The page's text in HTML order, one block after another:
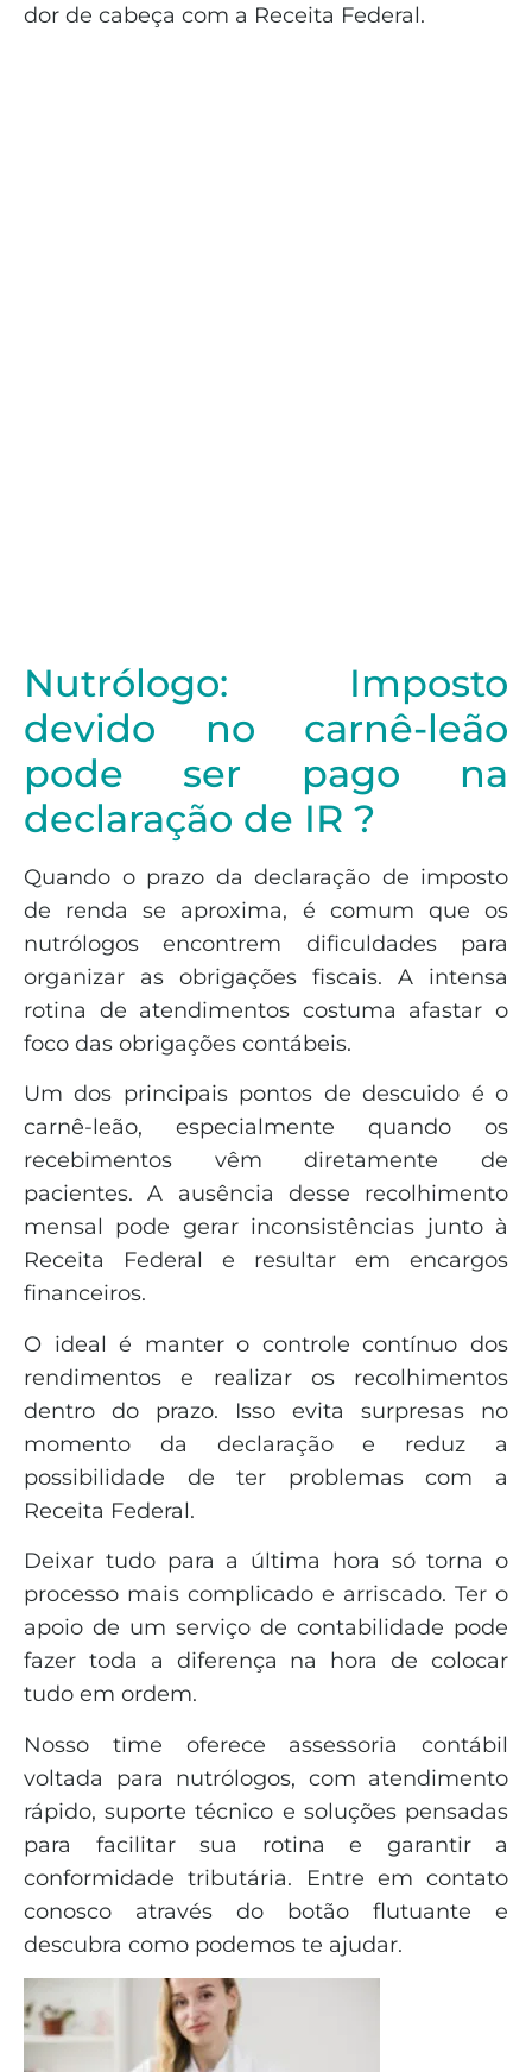
dor de cabeça com a Receita Federal.
Nutrólogo: Imposto
devido no carnê-leão
pode ser pago na
declaração de IR ?
Quando o prazo da declaração de imposto
de renda se aproxima, é comum que os
nutrólogos encontrem dificuldades para
organizar as obrigações fiscais. A intensa
rotina de atendimentos costuma afastar o
foco das obrigações contábeis.
Um dos principais pontos de descuido é o
carnê-leão, especialmente quando os
recebimentos vêm diretamente de
pacientes. A ausência desse recolhimento
mensal pode gerar inconsistências junto à
Receita Federal e resultar em encargos
financeiros.
O ideal é manter o controle contínuo dos
rendimentos e realizar os recolhimentos
dentro do prazo. Isso evita surpresas no
momento da declaração e reduz a
possibilidade de ter problemas com a
Receita Federal.
Deixar tudo para a última hora só torna o
processo mais complicado e arriscado. Ter o
apoio de um serviço de contabilidade pode
fazer toda a diferença na hora de colocar
tudo em ordem.
Nosso time oferece assessoria contábil
voltada para nutrólogos, com atendimento
rápido, suporte técnico e soluções pensadas
para facilitar sua rotina e garantir a
conformidade tributária. Entre em contato
conosco através do botão flutuante e
descubra como podemos te ajudar.